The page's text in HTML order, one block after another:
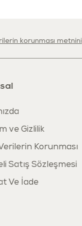
için uygundur.
korunması metnini
ve Gizlilik
Korunması
Satış Sözleşmesi
Ve İade